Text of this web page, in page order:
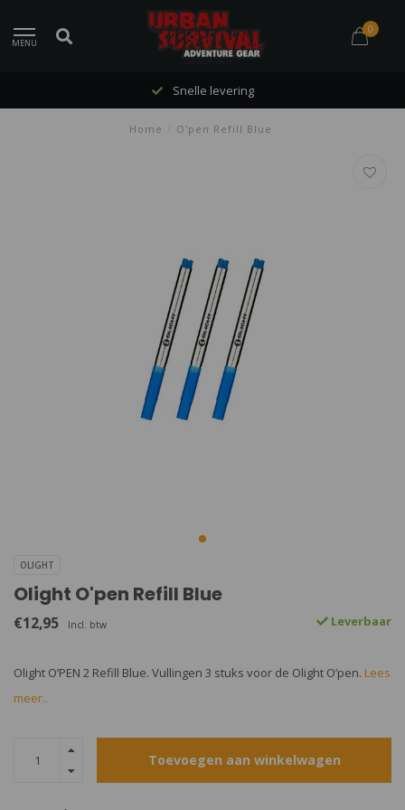
MENU
0
Snelle levering
Home O'pen Refill Blue
OLIGHT
Olight O'pen Refill Blue
€12,95 Incl. btw Leverbaar
Olight O’PEN 2 Refill Blue. Vullingen 3 stuks voor de Olight O’pen. Lees
meer..
Toevoegen aan winkelwagen